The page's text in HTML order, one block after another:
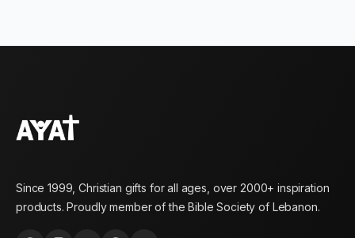
Since 1999, Christian gifts for all ages, over 2000+ inspiration
products. Proudly member of the Bible Society of Lebanon.